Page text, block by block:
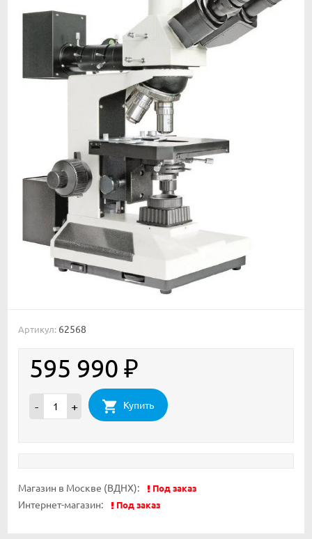
Артикул: 62568
595 990 ₽
- + Купить
Магазин в Москве (ВДНХ): Под заказ
Интернет-магазин: Под заказ